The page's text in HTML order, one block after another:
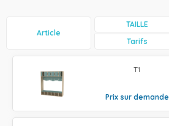
Article
TAILLE
Tarifs
T1
Prix sur demande